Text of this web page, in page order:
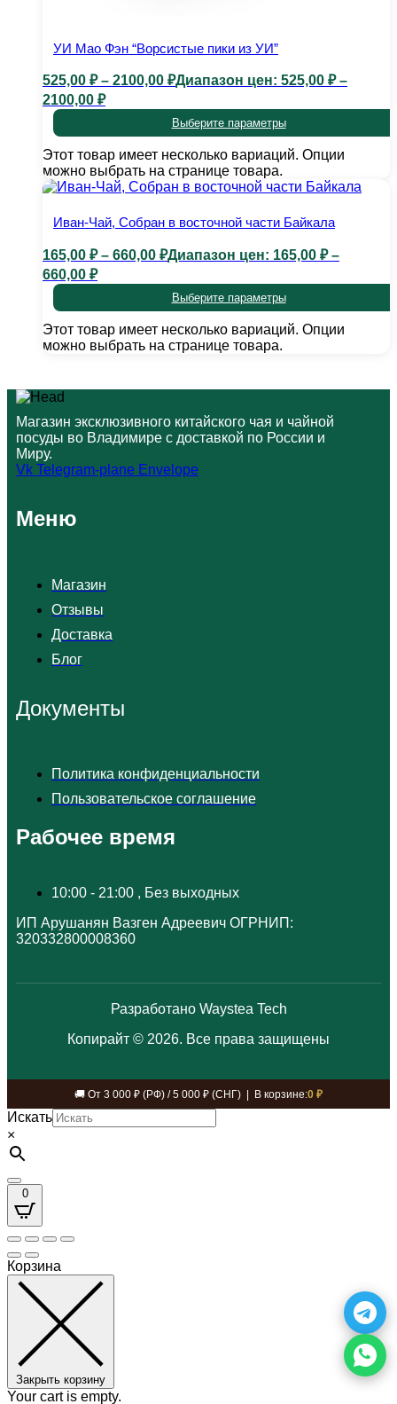
УИ Мао Фэн “Ворсистые пики из УИ”
525,00 ₽ – 2100,00 ₽Диапазон цен: 525,00 ₽ –
2100,00 ₽
Выберите параметры
Этот товар имеет несколько вариаций. Опции
можно выбрать на странице товара.
Иван-Чай, Собран в восточной части Байкала
165,00 ₽ – 660,00 ₽Диапазон цен: 165,00 ₽ –
660,00 ₽
Выберите параметры
Этот товар имеет несколько вариаций. Опции
можно выбрать на странице товара.
Магазин эксклюзивного китайского чая и чайной
посуды во Владимире с доставкой по России и
Миру.
Vk Telegram-plane Envelope
Меню
Магазин
Отзывы
Доставка
Блог
Документы
Политика конфиденциальности
Пользовательское соглашение
Рабочее время
10:00 - 21:00 , Без выходных
ИП Арушанян Вазген Адреевич ОГРНИП:
320332800008360
Разработано Waystea Tech
Копирайт © 2026. Все права защищены
🚚 От 3 000 ₽ (РФ) / 5 000 ₽ (СНГ) | В корзине:0 ₽
Искать
×
0
Корзина
Закрыть корзину
Your cart is empty.